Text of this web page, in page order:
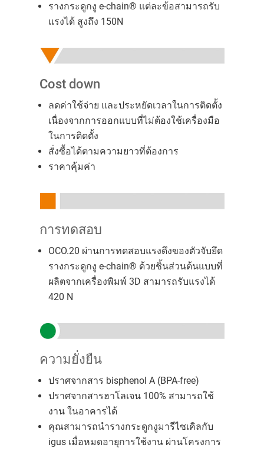
รางกระดูกงู e-chain® แต่ละข้อสามารถรับ
แรงได้ สูงถึง 150N
Cost down
ลดค่าใช้จ่าย และประหยัดเวลาในการติดตั้ง
เนื่องจากการออกแบบที่ไม่ต้องใช้เครื่องมือ
ในการติดตั้ง
สั่งซื้อได้ตามความยาวที่ต้องการ
ราคาคุ้มค่า
การทดสอบ
OCO.20 ผ่านการทดสอบแรงดึงของตัวจับยึด
รางกระดูกงู e-chain® ด้วยชิ้นส่วนต้นแบบที่
ผลิตจากเครื่องพิมพ์ 3D สามารถรับแรงได้
420 N
ความยั่งยืน
ปราศจากสาร bisphenol A (BPA-free)
ปราศจากสารฮาโลเจน 100% สามารถใช้
งาน ในอาคารได้
คุณสามารถนำรางกระดูกงูมารีไซเคิลกับ
igus เมื่อหมดอายุการใช้งาน ผ่านโครงการ